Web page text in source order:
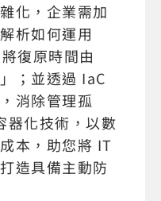
化，企業需加
析如何運用
復原時間由
；並透過 IaC
消除管理孤
器化技術，以數
本，助您將 IT
造具備主動防